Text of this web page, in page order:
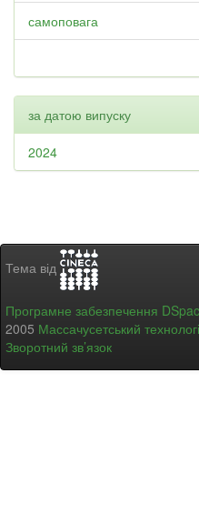
самоповага
за датою випуску
2024
Тема від
Програмне забезпечення
2005 Массачусетський
Зворотний зв’язок